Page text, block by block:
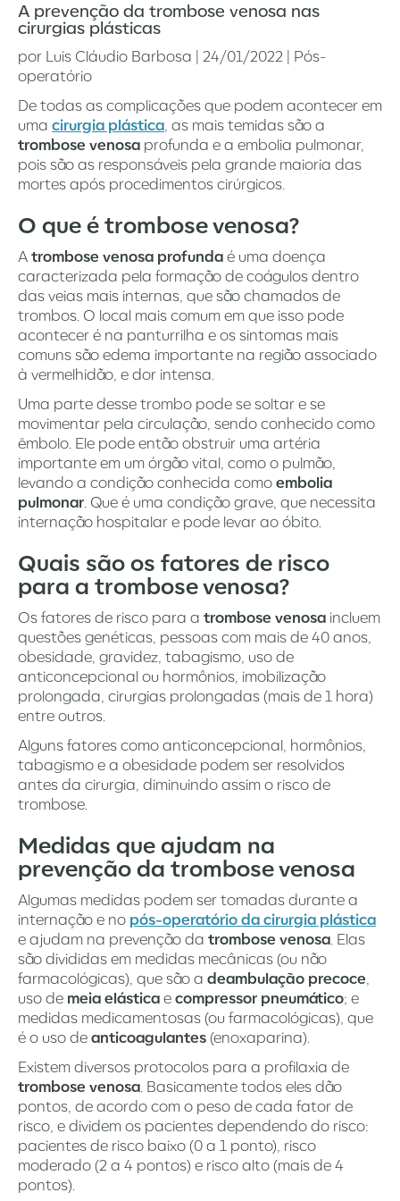
A prevenção da trombose venosa nas
cirurgias plásticas
por Luis Cláudio Barbosa | 24/01/2022 | Pós-
operatório
De todas as complicações que podem acontecer em
uma cirurgia plástica , as mais temidas são a
trombose venosa profunda e a embolia pulmonar,
pois são as responsáveis pela grande maioria das
mortes após procedimentos cirúrgicos.
O que é trombose venosa?
A trombose venosa profunda é uma doença
caracterizada pela formação de coágulos dentro
das veias mais internas, que são chamados de
trombos. O local mais comum em que isso pode
acontecer é na panturrilha e os sintomas mais
comuns são edema importante na região associado
à vermelhidão, e dor intensa.
Uma parte desse trombo pode se soltar e se
movimentar pela circulação, sendo conhecido como
êmbolo. Ele pode então obstruir uma artéria
importante em um órgão vital, como o pulmão,
levando a condição conhecida como embolia
pulmonar . Que é uma condição grave, que necessita
internação hospitalar e pode levar ao óbito.
Quais são os fatores de risco
para a trombose venosa?
Os fatores de risco para a trombose venosa incluem
questões genéticas, pessoas com mais de 40 anos,
obesidade, gravidez, tabagismo, uso de
anticoncepcional ou hormônios, imobilização
prolongada, cirurgias prolongadas (mais de 1 hora)
entre outros.
Alguns fatores como anticoncepcional, hormônios,
tabagismo e a obesidade podem ser resolvidos
antes da cirurgia, diminuindo assim o risco de
trombose.
Medidas que ajudam na
prevenção da trombose venosa
Algumas medidas podem ser tomadas durante a
internação e no pós-operatório da cirurgia plástica
e ajudam na prevenção da trombose venosa . Elas
são divididas em medidas mecânicas (ou não
farmacológicas), que são a deambulação precoce
uso de meia elástica e compressor pneumático; e
medidas medicamentosas (ou farmacológicas), que
é o uso de anticoagulantes (enoxaparina).
Existem diversos protocolos para a profilaxia de
trombose venosa . Basicamente todos eles dão
pontos, de acordo com o peso de cada fator de
risco, e dividem os pacientes dependendo do risco:
pacientes de risco baixo (0 a 1 ponto), risco
moderado (2 a 4 pontos) e risco alto (mais de 4
pontos).